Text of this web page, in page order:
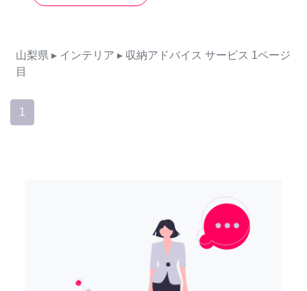
山梨県 ▸ インテリア ▸ 収納アドバイス サービス 1ページ
目
1